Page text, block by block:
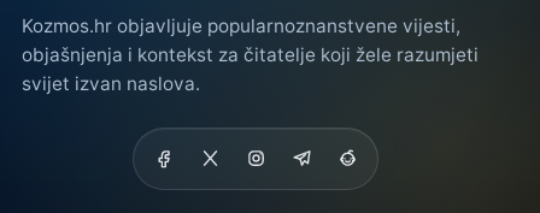
Kozmos.hr objavljuje popularnoznanstvene vijesti,
objašnjenja i kontekst za čitatelje koji žele razumjeti
svijet izvan naslova.